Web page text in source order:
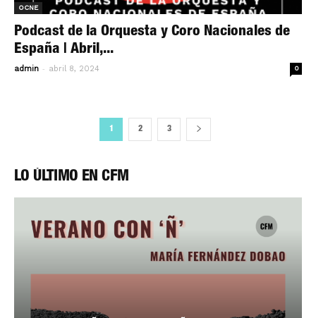
OCNE
Podcast de la Orquesta y Coro Nacionales de
España | Abril,...
admin - abril 8, 2024 0
1 2 3
LO ÚLTIMO EN CFM